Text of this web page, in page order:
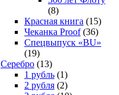
(8)
Красная книга (15)
Чеканка Proof(36)
Спецвыпуск «BU»
(19)
Серебро (13)
1 рубль (1)
2 рубля (2)